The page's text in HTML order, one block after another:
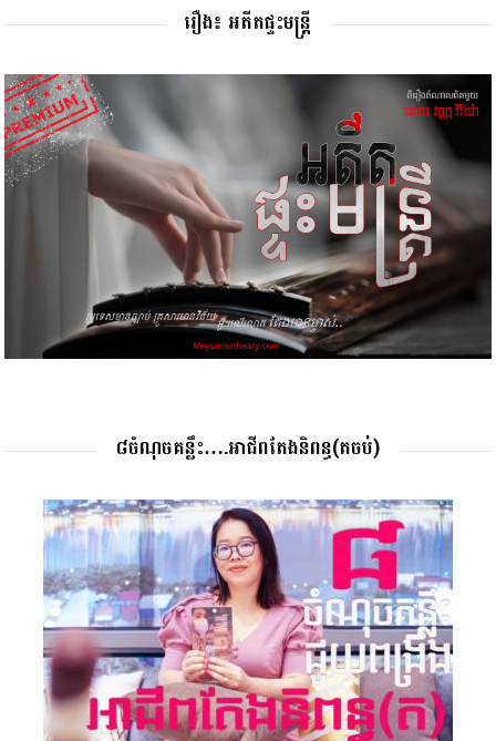
រឿង៖ អតីតផ្ទះមន្រ្តី
៨ចំណុចគន្លឹះ….អាជីពតែងនិពន្ធ(តចប់)